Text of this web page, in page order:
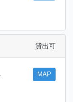
貸出可
MAP